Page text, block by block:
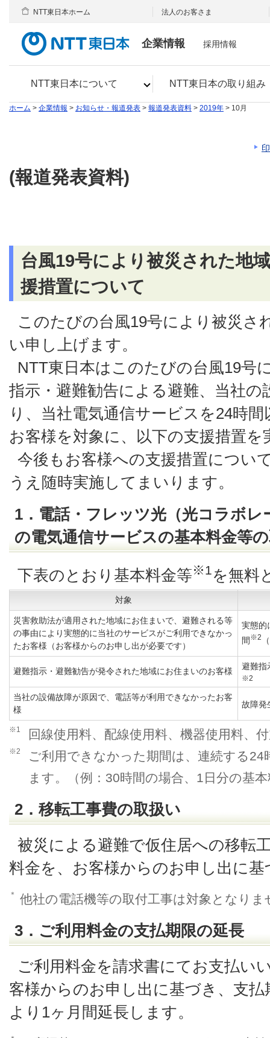
企業情報
NTT東日本について NTT東日本の取り組み
NTT東日本ホーム 法人のお客さま
採用情報
ホーム > 企業情報 > お知らせ・報道発表 > 報道発表資料 > 2019年 > 10月
(報道発表資料)
台風19号により被災された地
援措置について
このたびの台風19号により被災さ
い申し上げます。
NTT東日本はこのたびの台風19号
指示・避難勧告による避難、当社
り、当社電気通信サービスを24時
お客様を対象に、以下の支援措置を
今後もお客様への支援措置につい
うえ随時実施してまいります。
1．電話・フレッツ光（光コラボ
の電気通信サービスの基本料金等
下表のとおり基本料金等※1を無料
対象
災害救助法が適用された地域にお住まいで、避難される等
の事由により実態的に当社のサービスがご利用できなかっ
たお客様（お客様からのお申し出が必要です）
実態的
間※2
避難指示・避難勧告が発令された地域にお住まいのお客様 避難指
※2
当社の設備故障が原因で、電話等が利用できなかったお客
様
故障発
※1 回線使用料、配線使用料、機器使用料、
※2
ご利用できなかった期間は、連続する24
ます。（例：30時間の場合、1日分の基
2．移転工事費の取扱い
被災による避難で仮住居への移転
料金を、お客様からのお申し出に
＊ 他社の電話機等の取付工事は対象となりま
3．ご利用料金の支払期限の延長
ご利用料金を請求書にてお支払い
客様からのお申し出に基づき、支
より1ヶ月間延長します。